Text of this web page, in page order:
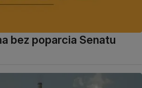
bez poparcia Senatu